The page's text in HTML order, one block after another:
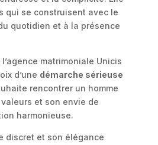
qui se construisent avec le
quotidien et à la présence
matrimoniale Unicis
d’une démarche sérieuse
rencontrer un homme
et son envie de
harmonieuse.
discret et son élégance